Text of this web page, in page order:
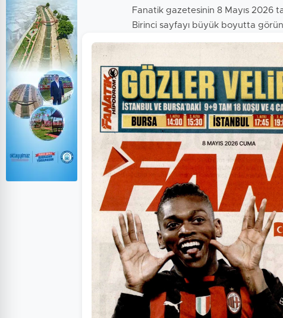
Fanatik gazetesinin 8 Mayıs 2026
Birinci sayfayı büyük boyutta